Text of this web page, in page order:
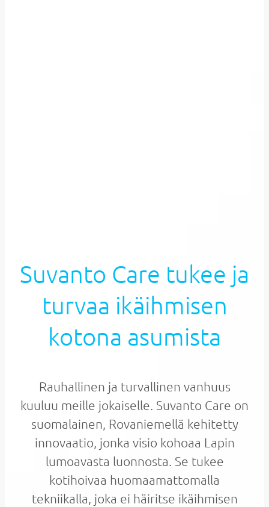
Suvanto Care tukee ja
turvaa ikäihmisen
kotona asumista
Rauhallinen ja turvallinen vanhuus
kuuluu meille jokaiselle. Suvanto Care on
suomalainen, Rovaniemellä kehitetty
innovaatio, jonka visio kohoaa Lapin
lumoavasta luonnosta. Se tukee
kotihoivaa huomaamattomalla
tekniikalla, joka ei häiritse ikäihmisen